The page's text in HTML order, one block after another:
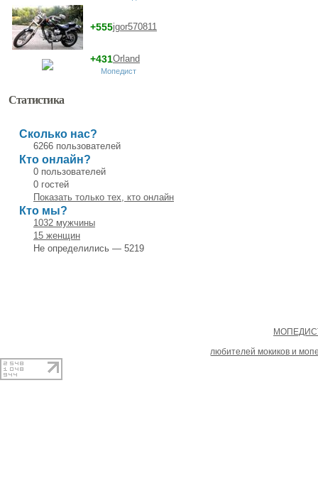
jgor570811
+555
Orland
+431
Мопедист
Статистика
Сколько нас?
6266 пользователей
Кто онлайн?
0 пользователей
0 гостей
Показать только тех, кто онлайн
Кто мы?
1032 мужчины
15 женщин
Не определились — 5219
любителей мокиков и